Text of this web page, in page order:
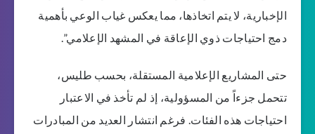
الإخبارية، لا يتم اتخاذها، مما يعكس غياب الوعي بأهمية
دمج احتياجات ذوي الإعاقة في المشهد الإعلامي”.
حتى المشاريع الإعلامية المستقلة، بحسب طليس،
تتحمل جزءاً من المسؤولية، إذ لم تأخذ في الاعتبار
احتياجات هذه الفئات. فرغم انتشار العديد من المبادرات